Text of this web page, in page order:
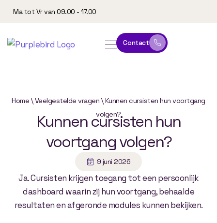
Ma tot Vr van 09.00 - 17.00
Contact
Home \Veelgestelde vragen \Kunnen cursisten hun voortgang
volgen?
Kunnen cursisten hun
voortgang volgen?
9 juni 2026
Ja. Cursisten krijgen toegang tot een persoonlijk
dashboard waarin zij hun voortgang, behaalde
resultaten en afgeronde modules kunnen bekijken.